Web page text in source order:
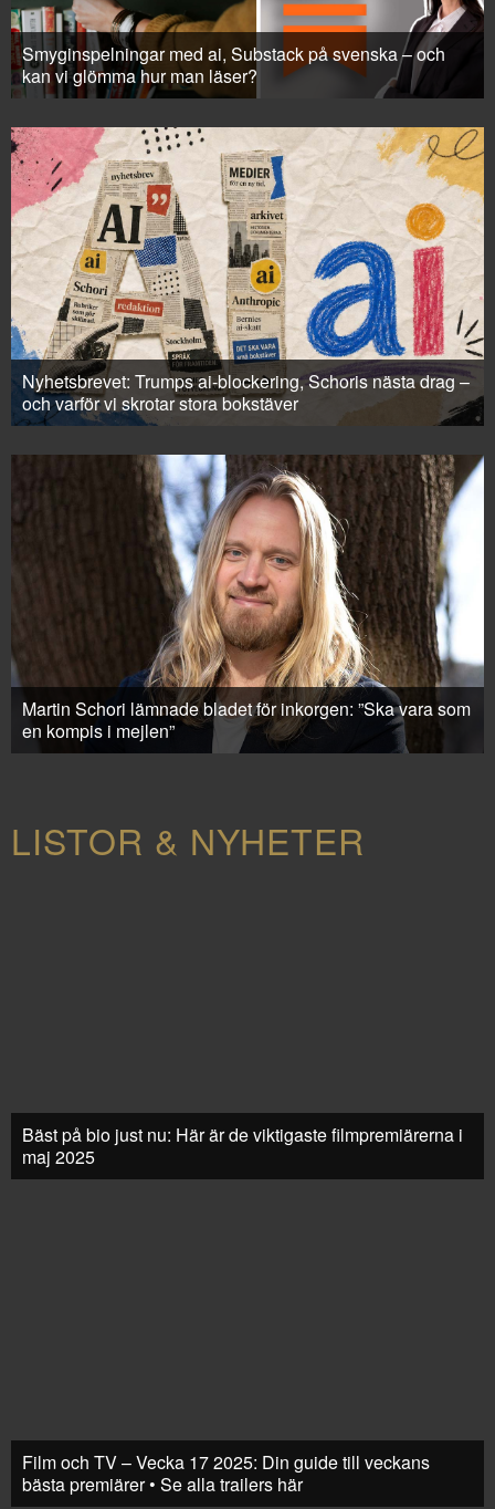
Smyginspelningar med ai, Substack på svenska – och
kan vi glömma hur man läser?
Nyhetsbrevet: Trumps ai-blockering, Schoris nästa drag –
och varför vi skrotar stora bokstäver
Martin Schori lämnade bladet för inkorgen: ”Ska vara som
en kompis i mejlen”
LISTOR & NYHETER
Bäst på bio just nu: Här är de viktigaste filmpremiärerna i
maj 2025
Film och TV – Vecka 17 2025: Din guide till veckans
bästa premiärer • Se alla trailers här